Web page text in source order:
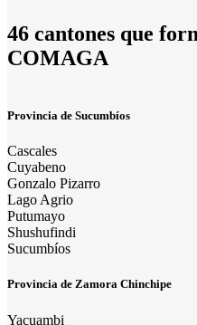
46 cantones que
COMAGA
Provincia de Sucumbíos
Cascales
Cuyabeno
Gonzalo Pizarro
Lago Agrio
Putumayo
Shushufindi
Sucumbíos
Provincia de Zamora Chinchipe
Yacuambi